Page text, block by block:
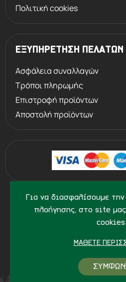
Για να διασφαλίσουμε
πλοήγησης, στο site
cookies.
ΜΆΘΕΤΕ
Πολιτική cookies
ΕΞΥΠΗΡΕΤΗΣΗ ΠΕΛΑΤΩΝ
Ασφάλεια συναλλαγών
Τρόποι πληρωμής
Επιστροφή προϊόντων
Αποστολή προϊόντων
© 2013 - 2026